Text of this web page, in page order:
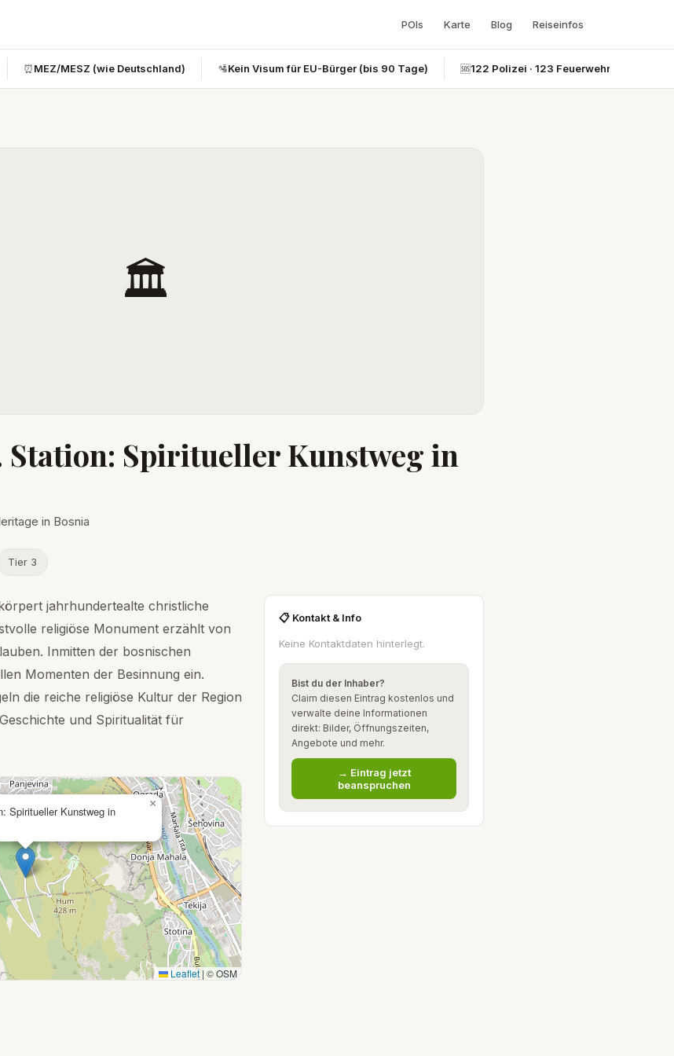
POIs Karte Blog Reiseinfos
⏰MEZ/MESZ (wie Deutschland) 🛂Kein Visum für EU-Bürger (bis 90 Tage) 🆘122 Polizei · 123 Feuerwehr · 124
🏛️
Spiritueller Kunstweg in
in Bosnia
Tier 3
jahrhundertealte christliche
religiöse Monument erzählt von
Inmitten der bosnischen
Momenten der Besinnung ein.
die reiche religiöse Kultur der Region
und Spiritualität für
Spiritueller Kunstweg in
×
Leaflet | © OSM
📋 Kontakt & Info
Keine Kontaktdaten hinterlegt.
Bist du der Inhaber?
Claim diesen Eintrag kostenlos und
verwalte deine Informationen
direkt: Bilder, Öffnungszeiten,
Angebote und mehr.
→ Eintrag jetzt
beanspruchen